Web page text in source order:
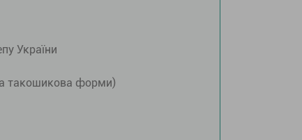
України
такошикова форми)